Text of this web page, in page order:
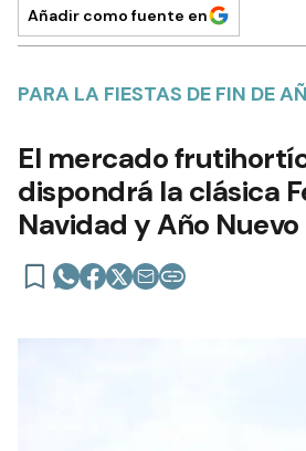
Añadir como fuente en
PARA LA FIESTAS DE FIN DE
El mercado
dispondrá la clásica
Navidad y Año Nuevo